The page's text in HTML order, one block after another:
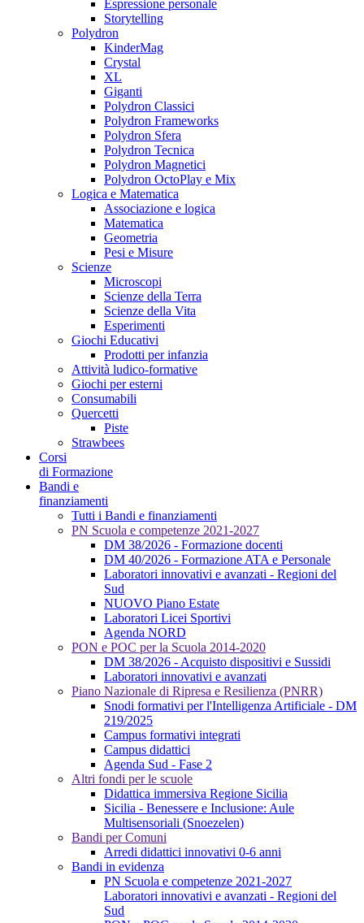
Espressione personale
Storytelling
Polydron
KinderMag
Crystal
XL
Giganti
Polydron Classici
Polydron Frameworks
Polydron Sfera
Polydron Tecnica
Polydron Magnetici
Polydron OctoPlay e Mix
Logica e Matematica
Associazione e logica
Matematica
Geometria
Pesi e Misure
Scienze
Microscopi
Scienze della Terra
Scienze della Vita
Esperimenti
Giochi Educativi
Prodotti per infanzia
Attività ludico-formative
Giochi per esterni
Consumabili
Quercetti
Piste
Strawbees
Corsi
di Formazione
Bandi e
finanziamenti
Tutti i Bandi e finanziamenti
PN Scuola e competenze 2021-2027
DM 38/2026 - Formazione docenti
DM 40/2026 - Formazione ATA e Personale
Laboratori innovativi e avanzati - Regioni del
Sud
NUOVO Piano Estate
Laboratori Licei Sportivi
Agenda NORD
PON e POC per la Scuola 2014-2020
DM 38/2026 - Acquisto dispositivi e Sussidi
Laboratori innovativi e avanzati
Piano Nazionale di Ripresa e Resilienza (PNRR)
Snodi formativi per l'Intelligenza Artificiale - DM
219/2025
Campus formativi integrati
Campus didattici
Agenda Sud - Fase 2
Altri fondi per le scuole
Didattica immersiva Regione Sicilia
Sicilia - Benessere e Inclusione: Aule
Multisensoriali (Snoezelen)
Bandi per Comuni
Arredi didattici innovativi 0-6 anni
Bandi in evidenza
PN Scuola e competenze 2021-2027
Laboratori innovativi e avanzati - Regioni del
Sud